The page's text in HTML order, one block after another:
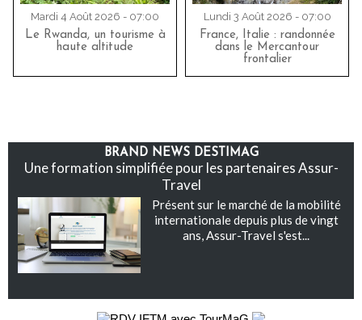
Mardi 4 Août 2026 - 07:00
Le Rwanda, un tourisme à
haute altitude
Lundi 3 Août 2026 - 07:00
France, Italie : randonnée
dans le Mercantour
frontalier
BRAND NEWS DESTIMAG
Une formation simplifiée pour les partenaires Assur-
Travel
Présent sur le marché de la mobilité
internationale depuis plus de vingt
ans, Assur-Travel s'est...